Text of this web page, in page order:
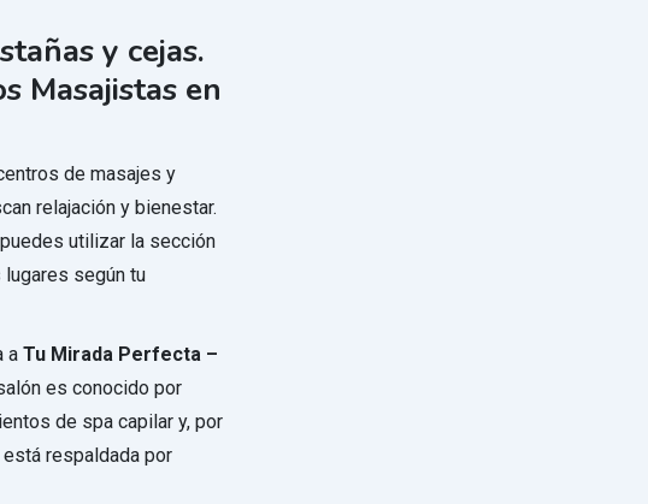
y cejas.
Masajistas en
de masajes y
relajación y bienestar.
utilizar la sección
según tu
a Tu Mirada Perfecta –
es conocido por
de spa capilar y, por
respaldada por